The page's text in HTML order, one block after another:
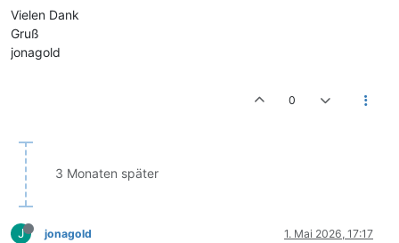
Vielen Dank
Gruß
jonagold
0
3 Monaten später
J jonagold 1. Mai 2026, 17:17